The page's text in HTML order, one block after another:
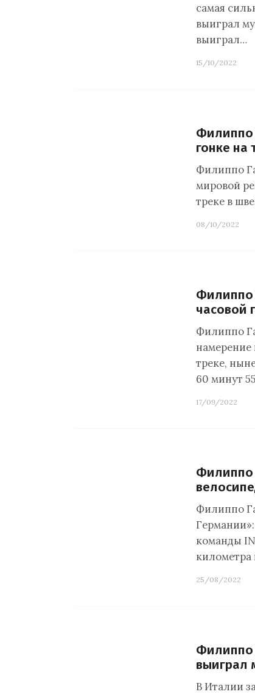
самая
выиграл
выиграл…
15/10/2022
Филиппо
гонке на
Филиппо
мировой
треке в
08/10/2022
Филиппо
часовой
Филиппо
намерение
треке,
60 минут
17/09/2022
Филиппо
Филиппо
команды
километра
25/08/2022
Филиппо
выиграл
В Италии